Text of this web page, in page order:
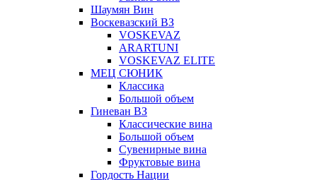
Шаумян Вин
Воскевазский ВЗ
VOSKEVAZ
ARARTUNI
VOSKEVAZ ELITE
МЕЦ СЮНИК
Классика
Большой объем
Гиневан ВЗ
Классические вина
Большой объем
Сувенирные вина
Фруктовые вина
Гордость Нации